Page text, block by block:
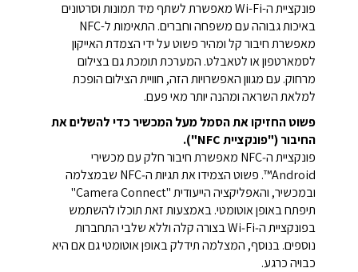
פונקציית ה-Wi-Fi מאפשרת לשתף מיד תמונות וסרטונים
באיכות גבוהה עם משפחה וחברים. התאימות ל-NFC
מאפשרת חיבור קל ומהיר פשוט על ידי הצמדת האייקון
לסמארטפון או לטאבלט. המערכת תומכת גם בצילום
מרחוק. עם מגוון האפשרויות הזה, חוויית הצילום הופכת
למלאת השראה ומהנה יותר מאי פעם.
פשוט החזיקו את הסמל מעל המכשיר כדי להשלים את
החיבור ("פונקציית NFC").
פונקציית ה‑NFC מאפשרת חיבור חלק עם מכשירי
Android™. פשוט הצמידו את תגיות ה‑NFC שבמצלמה
ובמכשיר, והאפליקציה הייעודית "Camera Connect"
תיפתח באופן אוטומטי. באמצעות זאת תוכלו להשתמש
בפונקציית ה‑Wi‑Fi בצורה קלה וללא שלבי התחברות
נוספים. בנוסף, המצלמה תידלק באופן אוטומטי גם אם היא
כבויה כרגע.